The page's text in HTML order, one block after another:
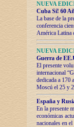
NUEVA
Cuba Sí! 60
La base de la
conferencia
América Latina
NUEVA
Guerra de
El presente
internacional
dedicada a 170
Moscú el 25 y
España y
En la presente
económicas
nacionales en